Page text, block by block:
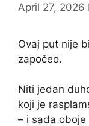
April 27, 2026
Ovaj put nije
započeo.
Niti jedan
koji je
– i sada